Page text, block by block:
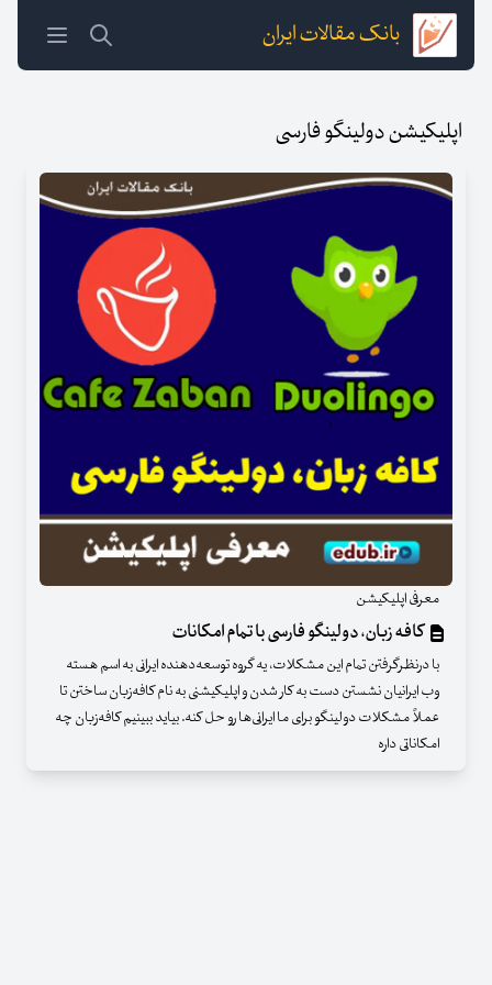
بانک مقالات ایران
اپلیکیشن دولینگو فارسی
معرفی اپلیکیشن
کافه زبان، دولینگو فارسی با تمام امکانات
با درنظرگرفتن تمام این مشکلات، یه گروه توسعه‌دهنده ایرانی به اسم هسته
وب ایرانیان نشستن دست به کار شدن و اپلیکیشنی به نام کافه‌زبان ساختن تا
عملاً مشکلات دولینگو برای ما ایرانی‌ها رو حل کنه. بیاید ببینیم کافه‌زبان چه
امکاناتی داره